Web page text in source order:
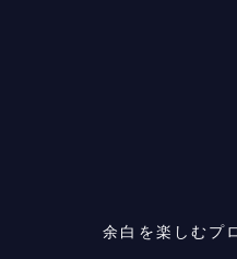
余白を楽しむプ